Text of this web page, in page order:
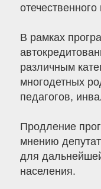
В рамках
различным
многодетных
педагогов,
Продление
мнению
для
населения.